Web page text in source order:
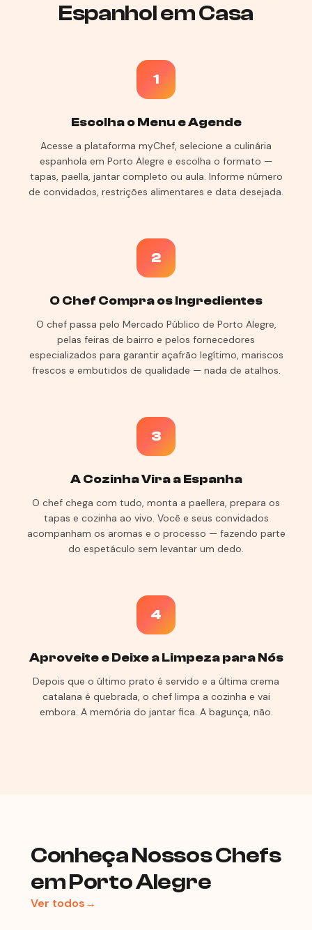
Espanhol em Casa
1
Escolha o Menu e Agende
Acesse a plataforma myChef, selecione a culinária
espanhola em Porto Alegre e escolha o formato —
tapas, paella, jantar completo ou aula. Informe número
de convidados, restrições alimentares e data desejada.
2
O Chef Compra os Ingredientes
O chef passa pelo Mercado Público de Porto Alegre,
pelas feiras de bairro e pelos fornecedores
especializados para garantir açafrão legítimo, mariscos
frescos e embutidos de qualidade — nada de atalhos.
3
A Cozinha Vira a Espanha
O chef chega com tudo, monta a paellera, prepara os
tapas e cozinha ao vivo. Você e seus convidados
acompanham os aromas e o processo — fazendo parte
do espetáculo sem levantar um dedo.
4
Aproveite e Deixe a Limpeza para Nós
Depois que o último prato é servido e a última crema
catalana é quebrada, o chef limpa a cozinha e vai
embora. A memória do jantar fica. A bagunça, não.
Conheça Nossos Chefs
em Porto Alegre
Ver todos→